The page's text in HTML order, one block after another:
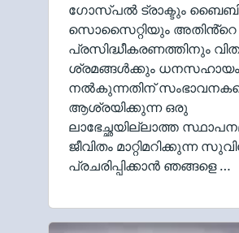
ഗോസ്പൽ ട്രാക്ടും
സൊസൈറ്റിയും അതിൻ്റെ
പ്രസിദ്ധീകരണത്തിനും
ശ്രമങ്ങൾക്കും ധനസഹായം
നൽകുന്നതിന്
ആശ്രയിക്കുന്ന ഒരു
ലാഭേച്ഛയില്ലാത്ത
ജീവിതം മാറ്റിമറിക്കുന്ന
പ്രചരിപ്പിക്കാൻ ഞങ്ങളെ …